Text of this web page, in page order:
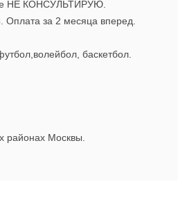
НЕ КОНСУЛЬТИРУЮ.
за 2 месяца вперед.
баскетбол.
районах Москвы.